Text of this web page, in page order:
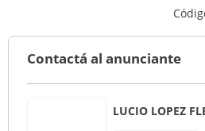
Contactá al anunciante
LUCIO LOPEZ